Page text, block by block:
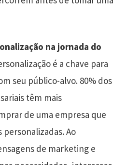
na jornada do
é a chave para
seu público-alvo. 80% dos
têm mais
de uma empresa que
Ao
de marketing e